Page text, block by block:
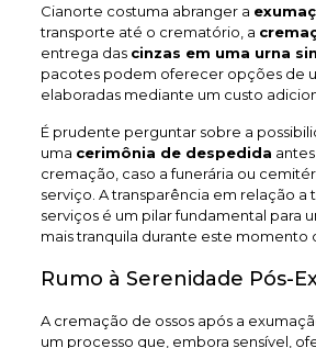
Cianorte costuma abranger a
transporte até o crematório, a
entrega das cinzas em uma urna
pacotes podem oferecer opções de
elaboradas mediante um custo
É prudente perguntar sobre a
uma cerimônia de despedida
cremação, caso a funerária ou
serviço. A transparência em relação a
serviços é um pilar fundamental para
mais tranquila durante este momento
Rumo à Serenidade Pós-
A cremação de ossos após a
um processo que, embora sensível,